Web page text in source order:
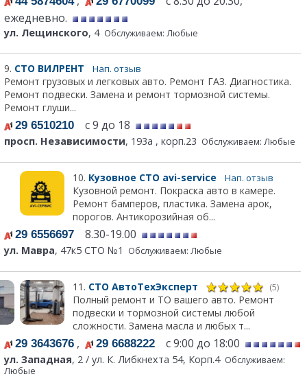
ежедневно.
ул. Лещинского, 4 Обслуживаем: Любые
9. СТО ВИЛРЕНТ Нап. отзыв
Ремонт грузовых и легковых авто. Ремонт ГАЗ. Диагностика.
Ремонт подвески. Замена и ремонт тормозной системы.
Ремонт глуши...
29 6510210 с 9 до 18
просп. Независимости, 193а , корп.23 Обслуживаем: Любые
10. Кузовное СТО avi-service Нап. отзыв
Кузовной ремонт. Покраска авто в камере.
Ремонт бамперов, пластика. Замена арок,
порогов. Антикорозийная об...
29 6556697 8.30-19.00
ул. Мавра, 47к5 СТО №1 Обслуживаем: Любые
11. СТО АвтоТехЭксперт (5)
Полный ремонт и ТО вашего авто. Ремонт
подвески и тормозной системы любой
сложности. Замена масла и любых т...
29 3643676 , 29 6688222 с 9:00 до 18:00
ул. Западная, 2 / ул. К. Либкнехта 54, Корп.4 Обслуживаем:
Любые